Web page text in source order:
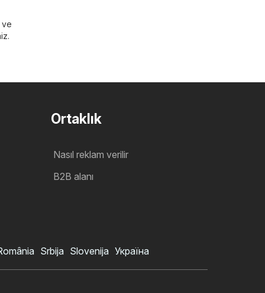
ve
Ortaklık
Nasıl reklam verilir
B2B alanı
Srbija Slovenija Україна